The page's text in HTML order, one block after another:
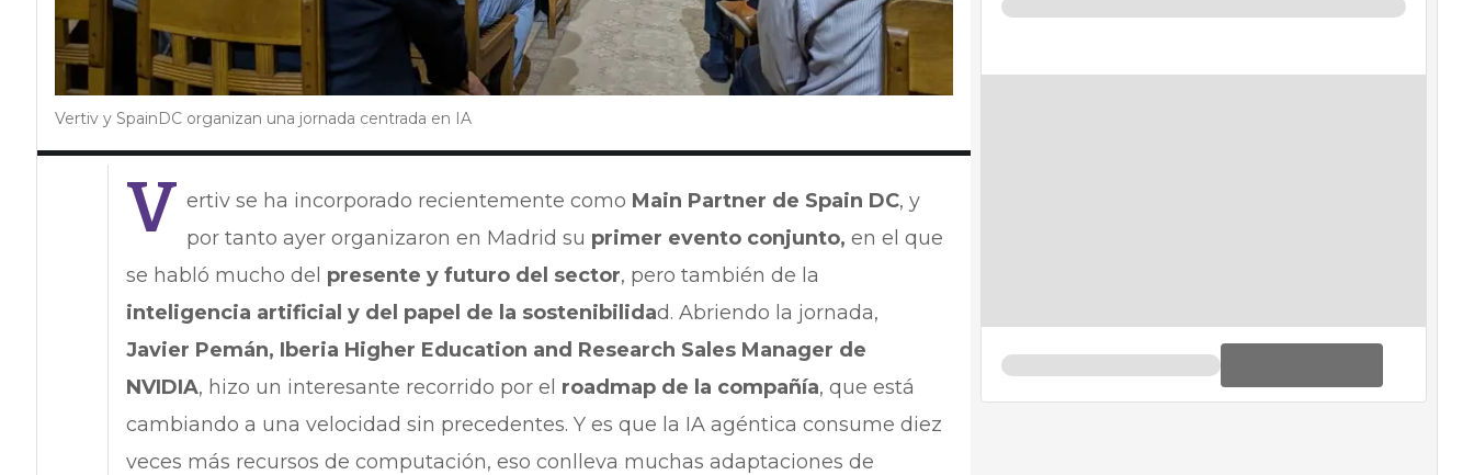
Vertiv y SpainDC organizan una jornada centrada en IA
V ertiv se ha incorporado recientemente como Main Partner de Spain DC, y
por tanto ayer organizaron en Madrid su primer evento conjunto, en el que
se habló mucho del presente y futuro del sector, pero también de la
inteligencia artificial y del papel de la sostenibilidad. Abriendo la jornada,
Javier Pemán, Iberia Higher Education and Research Sales Manager de
NVIDIA, hizo un interesante recorrido por el roadmap de la compañía, que está
cambiando a una velocidad sin precedentes. Y es que la IA agéntica consume diez
veces más recursos de computación, eso conlleva muchas adaptaciones de